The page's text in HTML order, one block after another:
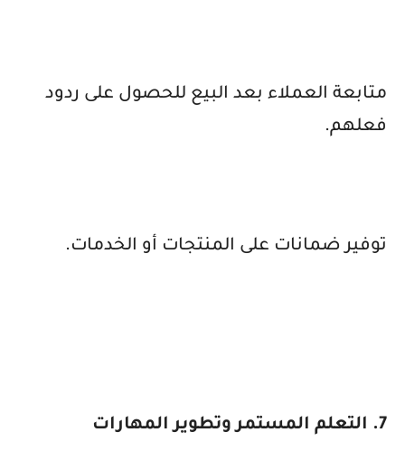
متابعة العملاء بعد البيع للحصول على ردود
فعلهم.
توفير ضمانات على المنتجات أو الخدمات.
7. التعلم المستمر وتطوير المهارات